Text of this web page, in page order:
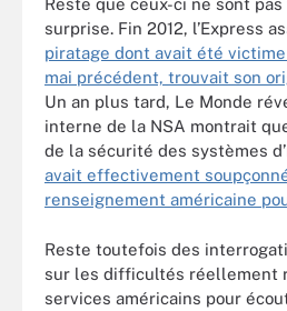
Reste que ceux-ci ne sont
surprise. Fin 2012, l’Express
piratage dont avait été victime
mai précédent, trouvait son
Un an plus tard, Le Monde
interne de la NSA montrait
de la sécurité des systèmes
avait effectivement
renseignement américaine
Reste toutefois des
sur les difficultés réellement
services américains pour